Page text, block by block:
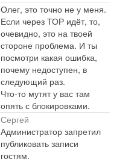
Олег, это точно не у меня.
Если через ТОР идёт, то,
очевидно, это на твоей
стороне проблема. И ты
посмотри какая ошибка,
почему недоступен, в
следующий раз.
Что-то мутят у вас там
опять с блокировками.
Сергей
Администратор запретил
публиковать записи
гостям.